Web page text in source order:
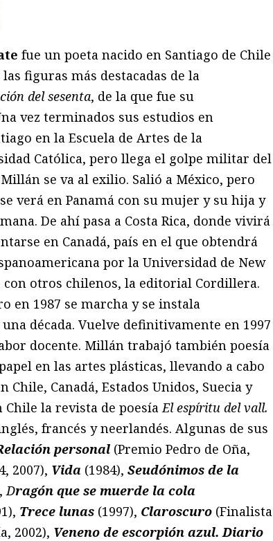
fue un poeta nacido en Santiago de Chile
las figuras más destacadas de la
del sesenta, de la que fue su
vez terminados sus estudios en
en la Escuela de Artes de la
Católica, pero llega el golpe militar del
se va al exilio. Salió a México, pero
verá en Panamá con su mujer y su hija y
De ahí pasa a Costa Rica, donde vivirá
en Canadá, país en el que obtendrá
por la Universidad de New
otros chilenos, la editorial Cordillera.
en 1987 se marcha y se instala
década. Vuelve definitivamente en 1997
docente. Millán trabajó también poesía
en las artes plásticas, llevando a cabo
Canadá, Estados Unidos, Suecia y
Chile la revista de poesíaEl espíritu del vall.
francés y neerlandés. Algunas de sus
personal (Premio Pedro de Oña,
2007), Vida (1984), Seudónimos de la
Dragón que se muerde la cola
Trece lunas (1997), Claroscuro (Finalista
2002), Veneno de escorpión azul. Diario